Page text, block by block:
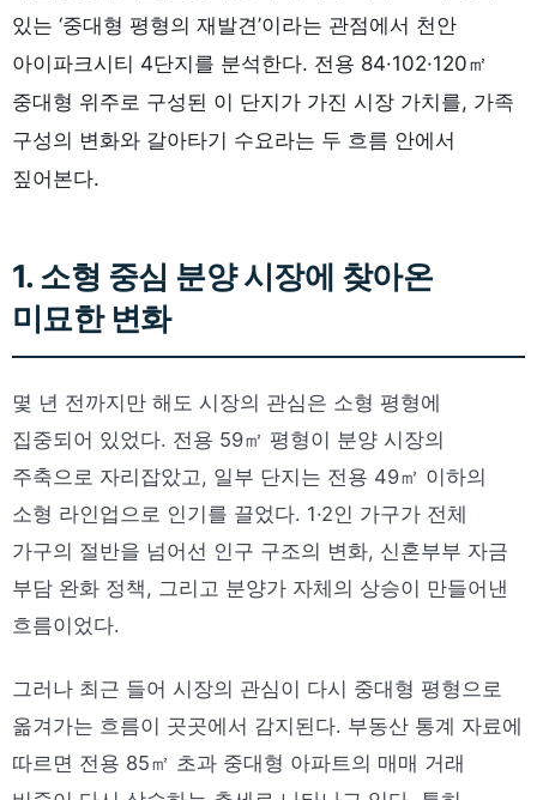
있는 ‘중대형 평형의 재발견’이라는 관점에서 천안
아이파크시티 4단지를 분석한다. 전용 84·102·120㎡
중대형 위주로 구성된 이 단지가 가진 시장 가치를, 가족
구성의 변화와 갈아타기 수요라는 두 흐름 안에서
짚어본다.
1. 소형 중심 분양 시장에 찾아온
미묘한 변화
몇 년 전까지만 해도 시장의 관심은 소형 평형에
집중되어 있었다. 전용 59㎡ 평형이 분양 시장의
주축으로 자리잡았고, 일부 단지는 전용 49㎡ 이하의
소형 라인업으로 인기를 끌었다. 1·2인 가구가 전체
가구의 절반을 넘어선 인구 구조의 변화, 신혼부부 자금
부담 완화 정책, 그리고 분양가 자체의 상승이 만들어낸
흐름이었다.
그러나 최근 들어 시장의 관심이 다시 중대형 평형으로
옮겨가는 흐름이 곳곳에서 감지된다. 부동산 통계 자료에
따르면 전용 85㎡ 초과 중대형 아파트의 매매 거래